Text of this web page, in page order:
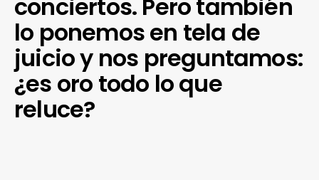
conciertos. Pero también
lo ponemos en tela de
juicio y nos preguntamos:
¿es oro todo lo que
reluce?